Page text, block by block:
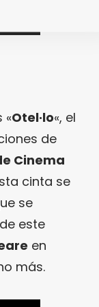
«Otel·lo«, el
de
Cinema
cinta se
se
este
en
más.